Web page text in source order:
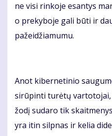
ne vi­si rin­ko­je esan­tys
o pre­ky­bo­je ga­li bū­ti ir
pa­žei­džia­mu­mu.
Anot ki­ber­ne­ti­nio
si­rū­pin­ti tu­rė­tų
žo­dį su­da­ro tik
yra itin sil­pnas ir ke­lia